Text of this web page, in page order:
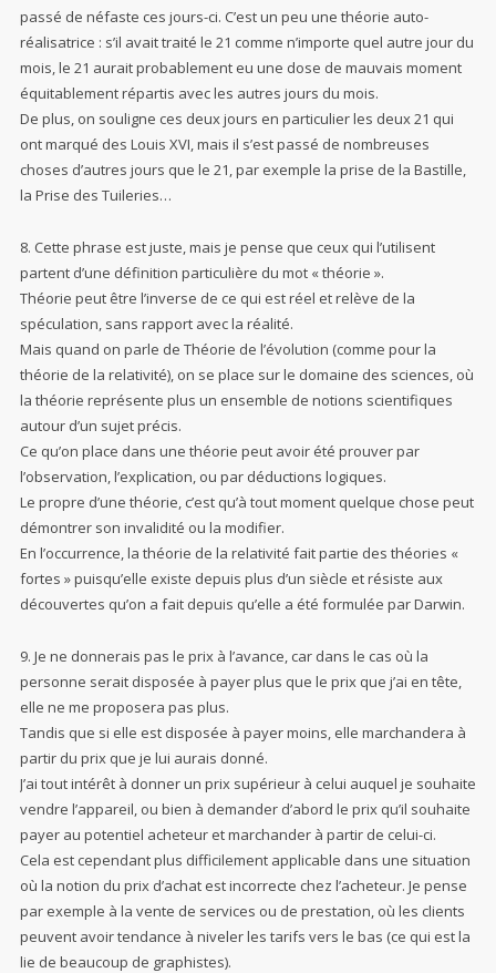
passé de néfaste ces jours-ci. C’est un peu une théorie auto-
réalisatrice : s’il avait traité le 21 comme n’importe quel autre jour du
mois, le 21 aurait probablement eu une dose de mauvais moment
équitablement répartis avec les autres jours du mois.
De plus, on souligne ces deux jours en particulier les deux 21 qui
ont marqué des Louis XVI, mais il s’est passé de nombreuses
choses d’autres jours que le 21, par exemple la prise de la Bastille,
la Prise des Tuileries…
8. Cette phrase est juste, mais je pense que ceux qui l’utilisent
partent d’une définition particulière du mot « théorie ».
Théorie peut être l’inverse de ce qui est réel et relève de la
spéculation, sans rapport avec la réalité.
Mais quand on parle de Théorie de l’évolution (comme pour la
théorie de la relativité), on se place sur le domaine des sciences, où
la théorie représente plus un ensemble de notions scientifiques
autour d’un sujet précis.
Ce qu’on place dans une théorie peut avoir été prouver par
l’observation, l’explication, ou par déductions logiques.
Le propre d’une théorie, c’est qu’à tout moment quelque chose peut
démontrer son invalidité ou la modifier.
En l’occurrence, la théorie de la relativité fait partie des théories «
fortes » puisqu’elle existe depuis plus d’un siècle et résiste aux
découvertes qu’on a fait depuis qu’elle a été formulée par Darwin.
9. Je ne donnerais pas le prix à l’avance, car dans le cas où la
personne serait disposée à payer plus que le prix que j’ai en tête,
elle ne me proposera pas plus.
Tandis que si elle est disposée à payer moins, elle marchandera à
partir du prix que je lui aurais donné.
J’ai tout intérêt à donner un prix supérieur à celui auquel je souhaite
vendre l’appareil, ou bien à demander d’abord le prix qu’il souhaite
payer au potentiel acheteur et marchander à partir de celui-ci.
Cela est cependant plus difficilement applicable dans une situation
où la notion du prix d’achat est incorrecte chez l’acheteur. Je pense
par exemple à la vente de services ou de prestation, où les clients
peuvent avoir tendance à niveler les tarifs vers le bas (ce qui est la
lie de beaucoup de graphistes).